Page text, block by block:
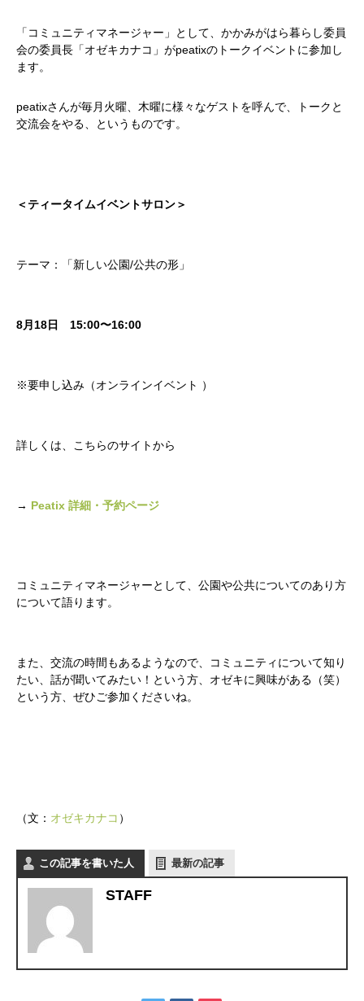
メンバー図鑑
活動内容
寄り合い
「コミュニティマネージャー」として、かかみがはら暮らし委員
会の委員長「オゼキカナコ」がpeatixのトークイベントに参加し
ます。
peatixさんが毎月火曜、木曜に様々なゲストを呼んで、トークと
交流会をやる、というものです。
＜ティータイムイベントサロン＞
テーマ：「新しい公園/公共の形」
8月18日 15:00〜16:00
※要申し込み（オンラインイベント ）
詳しくは、こちらのサイトから
→ Peatix 詳細・予約ページ
コミュニティマネージャーとして、公園や公共についてのあり方
について語ります。
また、交流の時間もあるようなので、コミュニティについて知り
たい、話が聞いてみたい！という方、オゼキに興味がある（笑）
という方、ぜひご参加くださいね。
（文： オゼキカナコ ）
この記事を書いた人 最新の記事
STAFF